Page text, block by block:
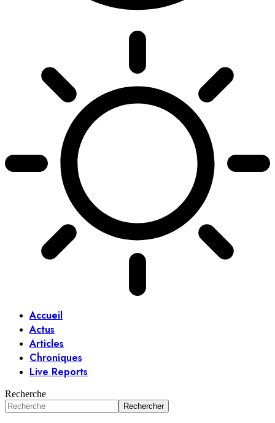
Accueil
Actus
Articles
Chroniques
Live Reports
Recherche